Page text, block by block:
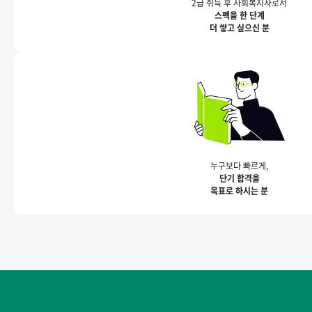
2급 취득 후 사회복지사로서
스펙을 한 단계
더 쌓고 싶으신 분
누구보다 빠르게,
단기 합격을
목표로 하시는 분